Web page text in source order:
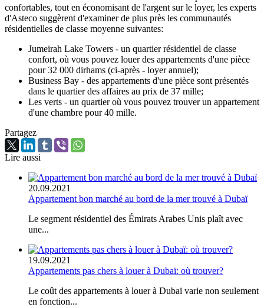
confortables, tout en économisant de l'argent sur le loyer, les experts
d'Asteco suggèrent d'examiner de plus près les communautés
résidentielles de classe moyenne suivantes:
Jumeirah Lake Towers - un quartier résidentiel de classe
confort, où vous pouvez louer des appartements d'une pièce
pour 32 000 dirhams (ci-après - loyer annuel);
Business Bay - des appartements d'une pièce sont présentés
dans le quartier des affaires au prix de 37 mille;
Les verts - un quartier où vous pouvez trouver un appartement
d'une chambre pour 40 mille.
Partagez
Lire aussi
20.09.2021
Appartement bon marché au bord de la mer trouvé à Dubaï
Le segment résidentiel des Émirats Arabes Unis plaît avec
une...
19.09.2021
Appartements pas chers à louer à Dubaï: où trouver?
Le coût des appartements à louer à Dubaï varie non seulement
en fonction...